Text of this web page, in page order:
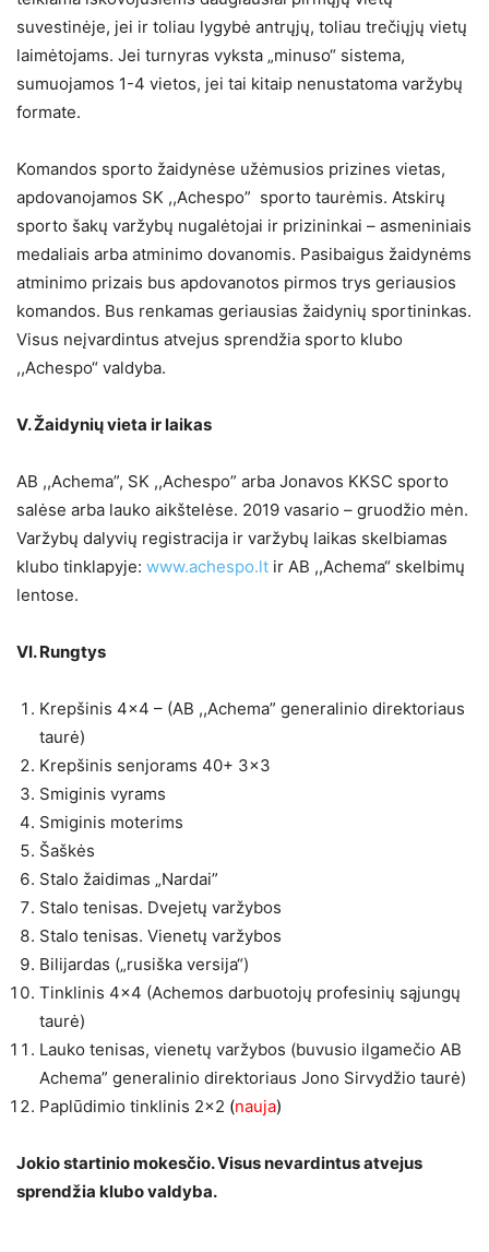
suvestinėje, jei ir toliau lygybė antrųjų, toliau trečiųjų vietų
laimėtojams. Jei turnyras vyksta „minuso“ sistema,
sumuojamos 1-4 vietos, jei tai kitaip nenustatoma varžybų
formate.
Komandos sporto žaidynėse užėmusios prizines vietas,
apdovanojamos SK ,,Achespo” sporto taurėmis. Atskirų
sporto šakų varžybų nugalėtojai ir prizininkai – asmeniniais
medaliais arba atminimo dovanomis. Pasibaigus žaidynėms
atminimo prizais bus apdovanotos pirmos trys geriausios
komandos. Bus renkamas geriausias žaidynių sportininkas.
Visus neįvardintus atvejus sprendžia sporto klubo
,,Achespo“ valdyba.
V. Žaidynių vieta ir laikas
AB ,,Achema”, SK ,,Achespo” arba Jonavos KKSC sporto
salėse arba lauko aikštelėse. 2019 vasario – gruodžio mėn.
Varžybų dalyvių registracija ir varžybų laikas skelbiamas
klubo tinklapyje: www.achespo.lt ir AB ,,Achema“ skelbimų
lentose.
VI. Rungtys
Krepšinis 4×4 – (AB ,,Achema” generalinio direktoriaus
taurė)
Krepšinis senjorams 40+ 3×3
Smiginis vyrams
Smiginis moterims
Šaškės
Stalo žaidimas „Nardai”
Stalo tenisas. Dvejetų varžybos
Stalo tenisas. Vienetų varžybos
Bilijardas („rusiška versija“)
Tinklinis 4×4 (Achemos darbuotojų profesinių sąjungų
taurė)
Lauko tenisas, vienetų varžybos (buvusio ilgamečio AB
Achema” generalinio direktoriaus Jono Sirvydžio taurė)
Paplūdimio tinklinis 2×2 (nauja)
Jokio startinio mokesčio. Visus nevardintus atvejus
sprendžia klubo valdyba.